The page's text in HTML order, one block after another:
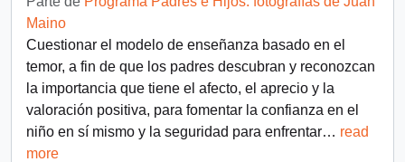
Maino
Cuestionar el modelo de enseñanza basado en el
temor, a fin de que los padres descubran y reconozcan
la importancia que tiene el afecto, el aprecio y la
valoración positiva, para fomentar la confianza en el
niño en sí mismo y la seguridad para enfrentar… read
more